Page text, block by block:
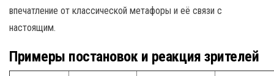
впечатление от классической метафоры и её связи с
настоящим.
Примеры постановок и реакция зрителей